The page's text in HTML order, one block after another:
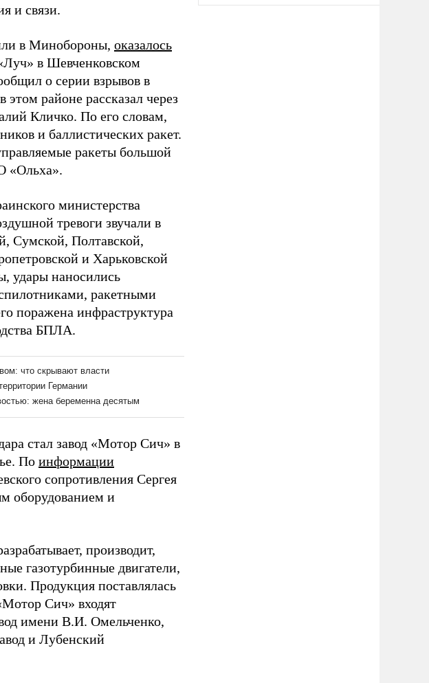
и связи.
в Минобороны, оказалось
в Шевченковском
о серии взрывов в
районе рассказал через
Кличко. По его словам,
и баллистических ракет.
ракеты большой
«Ольха».
министерства
тревоги звучали в
Сумской, Полтавской,
и Харьковской
удары наносились
ракетными
поражена инфраструктура
БПЛА.
стал завод «Мотор Сич» в
По информации
сопротивления Сергея
оборудованием и
производит,
газотурбинные двигатели,
Продукция поставлялась
Сич» входят
имени В.И. Омельченко,
и Лубенский